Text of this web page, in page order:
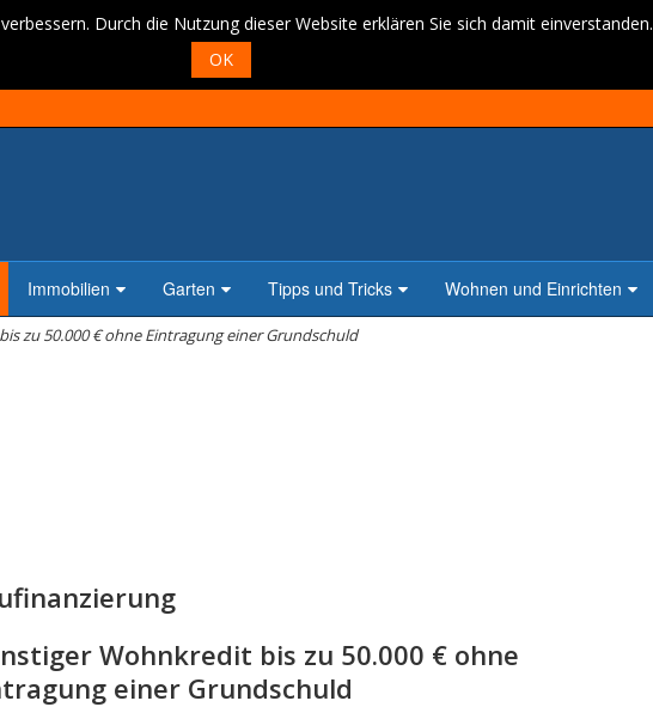
Durch die Nutzung dieser Website erklären Sie sich damit einverstanden.
OK
Immobilien Garten Tipps und Tricks Wohnen und Einrichten
zu 50.000 € ohne Eintragung einer Grundschuld
Wohnkredit bis zu 50.000 € ohne
einer Grundschuld